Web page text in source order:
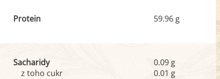
Protein 59.96 g
Sacharidy
z toho cukr
0.09 g
0.01 g